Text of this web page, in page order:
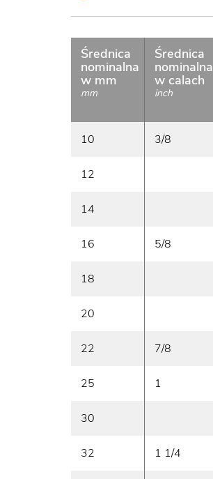
Średnica
nominalna
w mm
mm
Średnica
nominalna
w calach
inch
10 3/8
12
14
16 5/8
18
20
22 7/8
25 1
30
32 1 1/4